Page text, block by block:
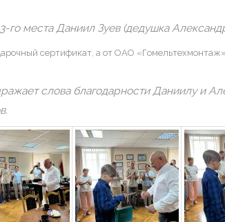
го места Даниил Зуев (дедушка
сертификат, а от ОАО
слова благодарности Даниилу и